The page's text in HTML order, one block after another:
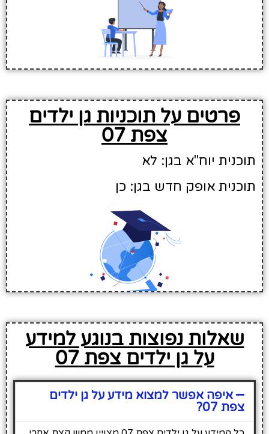
פרטים על תוכניות גן ילדים
צפת 07
תוכנית יוח"א בגן: לא
תוכנית אופק חדש בגן: כן
שאלות נפוצות בנוגע למידע
על גן ילדים צפת 07
איפה אפשר למצוא מידע על גן ילדים
צפת 07?